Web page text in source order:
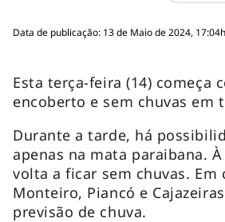
Data de publicação: 13 de Maio de 2024, 17:04h
Esta terça-feira (14) começa
encoberto e sem chuvas em
Durante a tarde, há
apenas na mata paraibana.
volta a ficar sem chuvas. Em
Monteiro, Piancó e
previsão de chuva.